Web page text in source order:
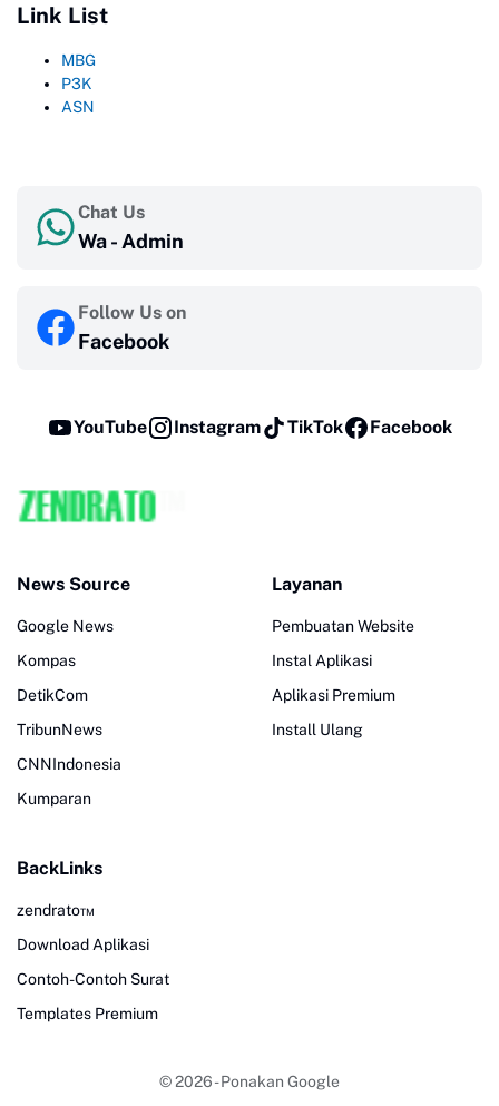
Link List
MBG
P3K
ASN
Chat Us
Wa - Admin
Follow Us on
Facebook
YouTube Instagram TikTok Facebook
News Source
Google News
Kompas
DetikCom
TribunNews
CNNIndonesia
Kumparan
Layanan
Pembuatan Website
Instal Aplikasi
Aplikasi Premium
Install Ulang
BackLinks
zendrato™
Download Aplikasi
Contoh-Contoh Surat
Templates Premium
© 2026 -Ponakan Google